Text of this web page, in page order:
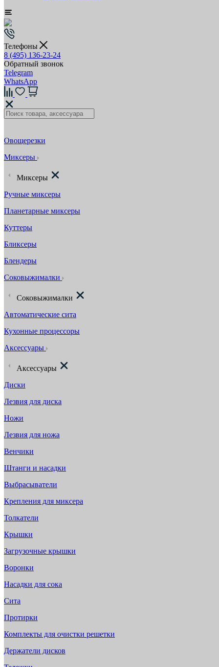
Телефоны
8 (495) 136-23-24
Обратный звонок
Telegram
WhatsApp
Овощерезки
Миксеры
Миксеры
Ручные миксеры
Планетарные миксеры
Куттеры
Бликсеры
Блендеры
Соковыжималки
Соковыжималки
Автоматические сита
Кухонные процессоры
Аксессуары
Аксессуары
Диски
Лезвия для диска
Ножи
Лезвия для ножа
Венчики
Штанги и насадки
Выбрасыватели
Крепления для миксера
Толкатели
Крышки
Загрузочные крышки
Воронки
Насадки для сока
Сита
Протирки
Комплекты для очистки решетки
Держатели дисков